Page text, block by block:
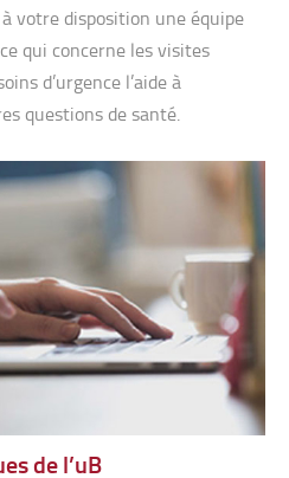
votre disposition une équipe
qui concerne les visites
d’urgence l’aide à
questions de santé.
de l’uB